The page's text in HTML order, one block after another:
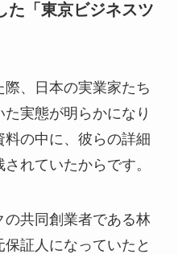
た「東京ビジネスツ
、日本の実業家たち
実態が明らかになり
料の中に、彼らの詳細
れていたからです。
共同創業者である林
証人になっていたと